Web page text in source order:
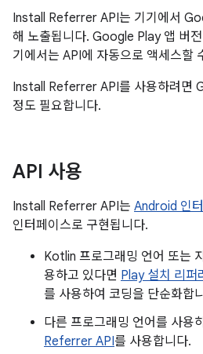
Install Referrer API는 기기에서
해 노출됩니다. Google Play 앱 버
기에서는 API에 자동으로 액세스할
Install Referrer API를 사용하려면
정도 필요합니다.
API 사용
Install Referrer API는 Android 인
인터페이스로 구현됩니다.
Kotlin 프로그래밍 언어 또는
용하고 있다면 Play 설치 리퍼
를 사용하여 코딩을 단순화합
다른 프로그래밍 언어를 사용
Referrer API를 사용합니다.